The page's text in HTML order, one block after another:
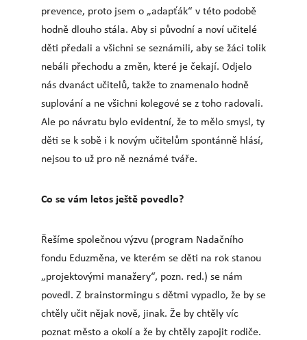
prevence, proto jsem o „adapťák“ v této podobě
hodně dlouho stála. Aby si původní a noví učitelé
děti předali a všichni se seznámili, aby se žáci tolik
nebáli přechodu a změn, které je čekají. Odjelo
nás dvanáct učitelů, takže to znamenalo hodně
suplování a ne všichni kolegové se z toho radovali.
Ale po návratu bylo evidentní, že to mělo smysl, ty
děti se k sobě i k novým učitelům spontánně hlásí,
nejsou to už pro ně neznámé tváře.
Co se vám letos ještě povedlo?
Řešíme společnou výzvu (program Nadačního
fondu Eduzměna, ve kterém se děti na rok stanou
„projektovými manažery“, pozn. red.) se nám
povedl. Z brainstormingu s dětmi vypadlo, že by se
chtěly učit nějak nově, jinak. Že by chtěly víc
poznat město a okolí a že by chtěly zapojit rodiče.